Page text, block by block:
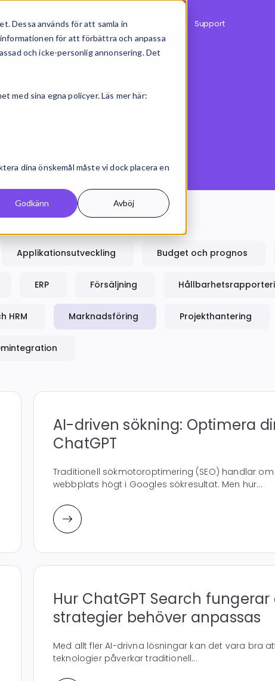
Dessa används för att samla in
för att förbättra och anpassa
och icke-personlig annonsering. Det
med sina egna policyer. Läs mer här:
dina önskemål måste vi dock placera en
Godkänn Avböj
roll Kundcase Inspiration Support
Applikationsutveckling Budget och prognos
ERP Försäljning
HRM Marknadsföring Projekthantering
AI-driven sökning: Optimera
ChatGPT
Traditionell sökmotoroptimering (SEO) handlar
webbplats högt i Googles sökresultat. Men hur...
Hur ChatGPT Search fungerar
strategier behöver anpassas
Med allt fler AI-drivna lösningar kan det vara bra
teknologier påverkar traditionell...